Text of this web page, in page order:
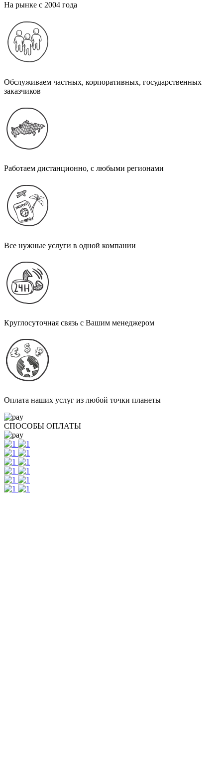
На рынке с 2004 года
Обслуживаем частных, корпоративных, государственных
заказчиков
Работаем дистанционно, с любыми регионами
Все нужные услуги в одной компании
Круглосуточная связь с Вашим менеджером
Оплата наших услуг из любой точки планеты
СПОСОБЫ ОПЛАТЫ